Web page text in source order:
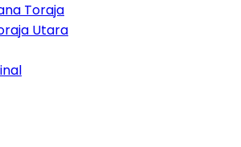
Toraja
Utara